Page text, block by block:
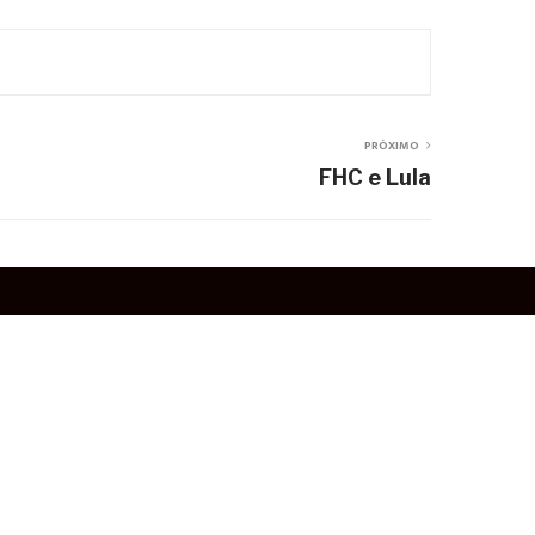
PRÓXIMO
FHC e Lula